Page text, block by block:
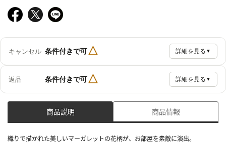
キャンセル 条件付きで可△ 詳細を見る ▼
返品 条件付きで可△ 詳細を見る ▼
商品説明 商品情報
織りで描かれた美しいマーガレットの花柄が、お部屋を素敵に演出。